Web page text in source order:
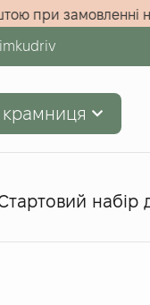
поштою при
крамниця
набір